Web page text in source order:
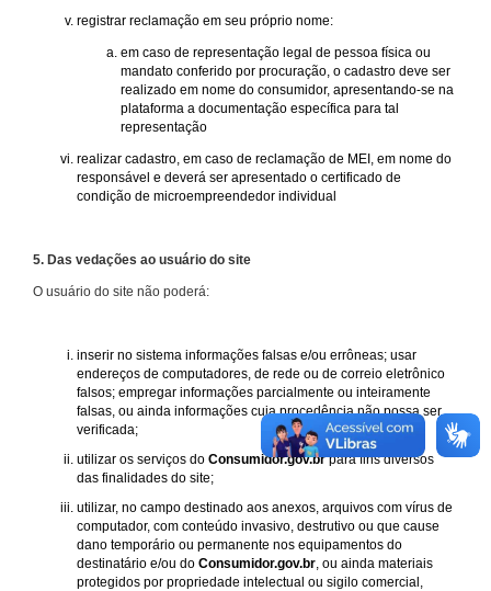
registrar reclamação em seu próprio nome:
em caso de representação legal de pessoa física ou
mandato conferido por procuração, o cadastro deve ser
realizado em nome do consumidor, apresentando-se na
plataforma a documentação específica para tal
representação
realizar cadastro, em caso de reclamação de MEI, em nome do
responsável e deverá ser apresentado o certificado de
condição de microempreendedor individual
5. Das vedações ao usuário do site
O usuário do site não poderá:
inserir no sistema informações falsas e/ou errôneas; usar
endereços de computadores, de rede ou de correio eletrônico
falsos; empregar informações parcialmente ou inteiramente
falsas, ou ainda informações cuja procedência não possa ser
verificada;
utilizar os serviços do Consumidor.gov.brpara fins diversos
das finalidades do site;
utilizar, no campo destinado aos anexos, arquivos com vírus de
computador, com conteúdo invasivo, destrutivo ou que cause
dano temporário ou permanente nos equipamentos do
destinatário e/ou do Consumidor.gov.br , ou ainda materiais
protegidos por propriedade intelectual ou sigilo comercial,